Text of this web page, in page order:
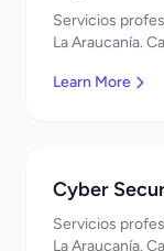
Servicios
La Araucanía.
Learn More
Cyber
Servicios
La Araucanía.